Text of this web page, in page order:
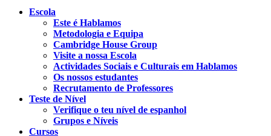
Escola
Este é Hablamos
Metodologia e Equipa
Cambridge House Group
Visite a nossa Escola
Actividades Sociais e Culturais em Hablamos
Os nossos estudantes
Recrutamento de Professores
Teste de Nível
Verifique o teu nível de espanhol
Grupos e Níveis
Cursos